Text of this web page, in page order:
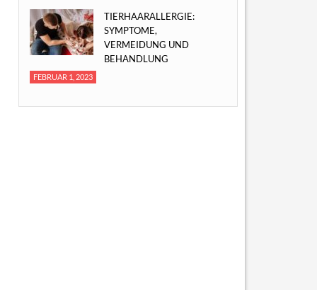
TIERHAARALLERGIE:
SYMPTOME,
VERMEIDUNG UND
BEHANDLUNG
FEBRUAR 1, 2023